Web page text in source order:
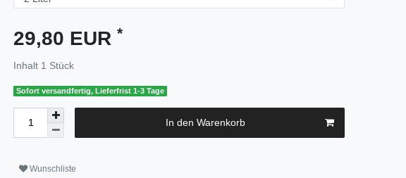
29,80 EUR *
Inhalt 1 Stück
Sofort versandfertig, Lieferfrist 1-3 Tage
In den Warenkorb
Wunschliste